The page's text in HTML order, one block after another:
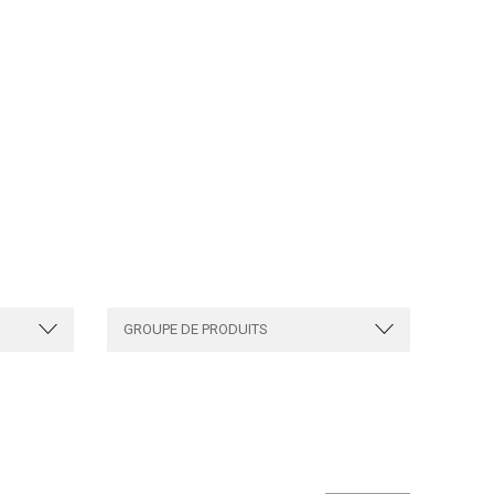
GROUPE DE PRODUITS